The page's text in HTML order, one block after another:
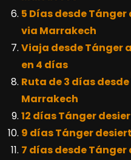
5 Días desde
via Marrakech
Viaja desde Tánger
en 4 días
Ruta de 3 días
Marrakech
12 días Tánger
9 días Tánger
7 días desde